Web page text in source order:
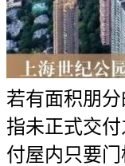
若有面积朋
指未正式交
付屋内只要门